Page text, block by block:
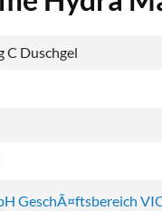
C Duschgel
GeschÃ¤ftsbereich